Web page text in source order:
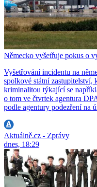
Německo vyšetřuje pokus o
Vyšetřování incidentu na
spolkové státní zastupitelství,
kriminalitou týkající se
o tom ve čtvrtek agentura
podle agentury podezření na
Aktuálně.cz - Zprávy
dnes, 18:29